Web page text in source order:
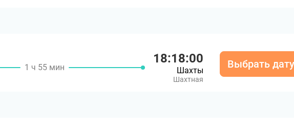
1 ч 55 мин
18:18:00
Шахты
Шахтная
Выбрать дату